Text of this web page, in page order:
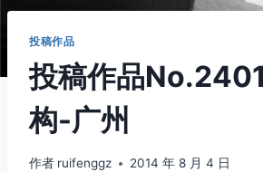
投稿作品
投稿作品
构-广州
作者 ruifenggz 2014 年 8 月 4 日